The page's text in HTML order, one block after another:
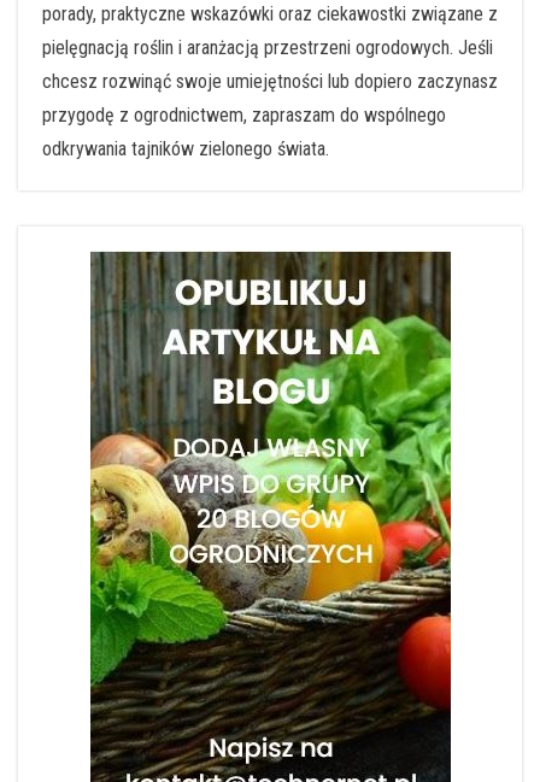
porady, praktyczne wskazówki oraz ciekawostki związane z
pielęgnacją roślin i aranżacją przestrzeni ogrodowych. Jeśli
chcesz rozwinąć swoje umiejętności lub dopiero zaczynasz
przygodę z ogrodnictwem, zapraszam do wspólnego
odkrywania tajników zielonego świata.